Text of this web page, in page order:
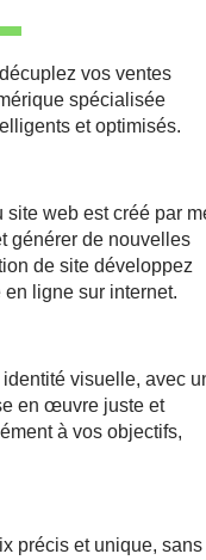
vos ventes
spécialisée
et optimisés.
site web est créé par
générer de nouvelles
de site développez
ligne sur internet.
visuelle, avec
en œuvre juste et
à vos objectifs,
précis et unique, sans